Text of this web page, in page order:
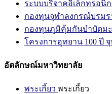
ระบบบริจาคอิเล็กทรอนิ
กองทุนจุฬาลงกรณ์บรม
กองทุนภูมิคุ้มกันบำบัดมะ
โครงการอุทยาน 100 ปี
อัตลักษณ์มหาวิทยาลัย
พระเกี้ยว พระเกี้ยว